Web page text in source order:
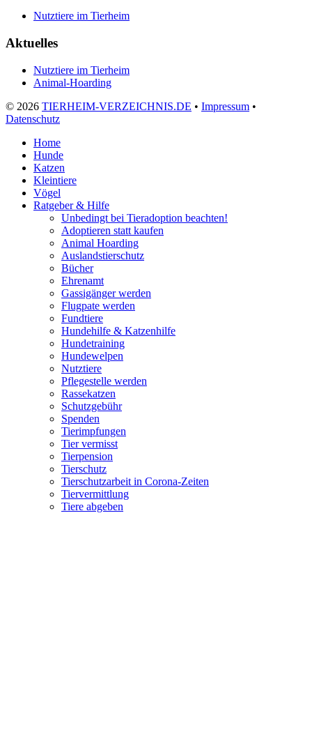
Nutztiere im Tierheim
Aktuelles
Nutztiere im Tierheim
Animal-Hoarding
© 2026 TIERHEIM-VERZEICHNIS.DE • Impressum •
Datenschutz
Home
Hunde
Katzen
Kleintiere
Vögel
Ratgeber & Hilfe
Unbedingt bei Tieradoption beachten!
Adoptieren statt kaufen
Animal Hoarding
Auslandstierschutz
Bücher
Ehrenamt
Gassigänger werden
Flugpate werden
Fundtiere
Hundehilfe & Katzenhilfe
Hundetraining
Hundewelpen
Nutztiere
Pflegestelle werden
Rassekatzen
Schutzgebühr
Spenden
Tierimpfungen
Tier vermisst
Tierpension
Tierschutz
Tierschutzarbeit in Corona-Zeiten
Tiervermittlung
Tiere abgeben